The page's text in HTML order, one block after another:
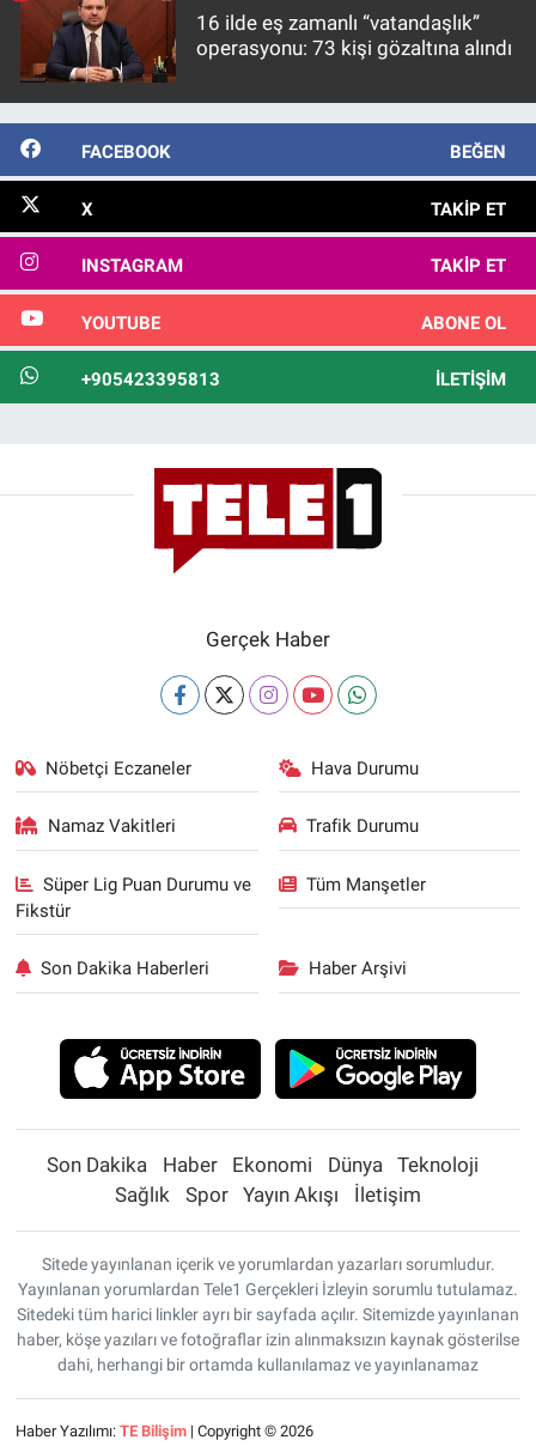
16 ilde eş zamanlı “vatandaşlık”
operasyonu: 73 kişi gözaltına alındı
FACEBOOK BEĞEN
X TAKIP ET
INSTAGRAM TAKIP ET
YOUTUBE ABONE OL
+905423395813 İLETIŞIM
Gerçek Haber
Nöbetçi Eczaneler Hava Durumu
Namaz Vakitleri Trafik Durumu
Süper Lig Puan Durumu ve
Fikstür
Tüm Manşetler
Son Dakika Haberleri Haber Arşivi
Son Dakika Haber Ekonomi Dünya
Teknoloji
Sağlık
Spor Yayın Akışı İletişim
Sitede yayınlanan içerik ve yorumlardan yazarları sorumludur.
Yayınlanan yorumlardan Tele1 Gerçekleri İzleyin sorumlu tutulamaz.
Sitedeki tüm harici linkler ayrı bir sayfada açılır. Sitemizde yayınlanan
haber, köşe yazıları ve fotoğraflar izin alınmaksızın kaynak gösterilse
dahi, herhangi bir ortamda kullanılamaz ve yayınlanamaz
Haber Yazılımı: TE Bilişim| Copyright © 2026